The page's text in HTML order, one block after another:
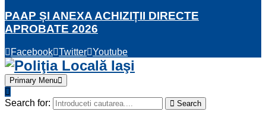
PAAP ȘI ANEXA ACHIZIȚII DIRECTE
APROBATE 2026
Facebook Twitter Youtube
Primary Menu
Search for: Search